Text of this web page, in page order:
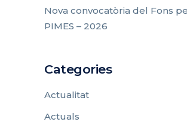
Nova convocatòria del Fons
PIMES – 2026
Categories
Actualitat
Actuals